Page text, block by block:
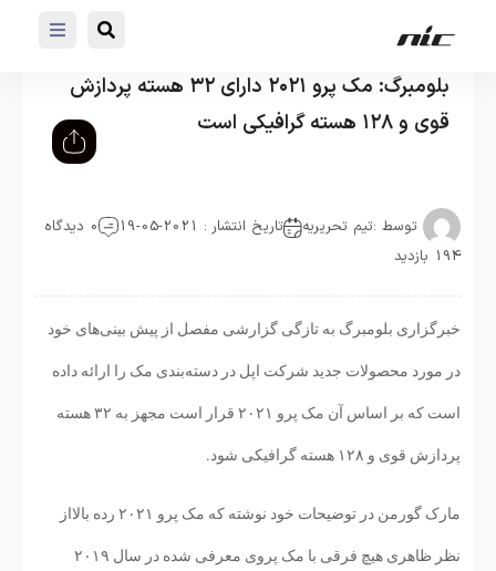
بلومبرگ: مک پرو ۲۰۲۱ دارای ۳۲ هسته پردازش
قوی و ۱۲۸ هسته گرافیکی است
توسط :تیم تحریریه تاریخ انتشار : 2021-05-19
0 دیدگاه
194 بازدید
خبرگزاری بلومبرگ به تازگی گزارشی مفصل از پیش بینی‌های خود
در مورد محصولات جدید شرکت اپل در دسته‌بندی مک را ارائه داده
است که بر اساس آن مک پرو ۲۰۲۱ قرار است مجهز به ۳۲ هسته
پردازش قوی و ۱۲۸ هسته گرافیکی شود.
مارک گورمن در توضیحات خود نوشته که مک پرو ۲۰۲۱ رده بالااز
نظر ظاهری هیچ فرقی با مک پروی معرفی شده در سال ۲۰۱۹